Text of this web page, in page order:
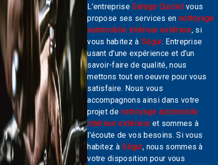
L’entrepriseGarage Quicletvous
propose ses services en nettoyage
automobile intérieur extérieur, si
vous habitez à Ségur. Entreprise
usant d’une expérience et d’un
savoir-faire de qualité, nous
mettons tout en oeuvre pour vous
satisfaire. Nous vous
accompagnons ainsi dans votre
projet denettoyage automobile
intérieur extérieuret sommes à
l’écoute de vos besoins. Si vous
habitez àSégur, nous sommes à
votre disposition pour vous